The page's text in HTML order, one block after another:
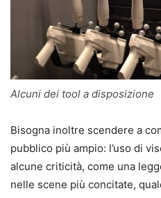
Alcuni dei tool a disposizione
Bisogna inoltre scendere a
pubblico più ampio: l’uso di
alcune criticità, come una
nelle scene più concitate,